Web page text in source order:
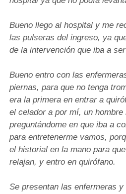
Bueno llego al hospital y me
las pulseras del ingreso, ya
de la intervención que iba a
Bueno entro con las
piernas, para que no tenga
era la primera en entrar a
el celador a por mí, un hombre
preguntándome en que iba a
para entretenerme vamos,
el historial en la mano para
relajan, y entro en quirófano.
Se presentan las enfermeras